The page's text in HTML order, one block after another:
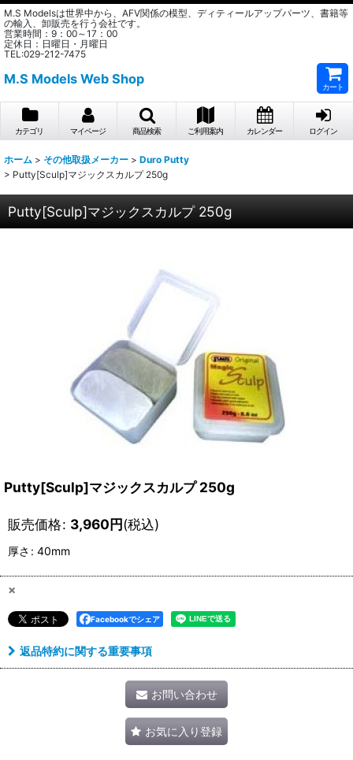
M.S Modelsは世界中から、AFV関係の模型、ディティールアップパーツ、書籍等
の輸入、卸販売を行う会社です。
営業時間：9：00～17：00
定休日：日曜日・月曜日
TEL:029-212-7475
M.S Models Web Shop
カート
カテゴリ マイページ 商品検索 ご利用案内 カレンダー ログイン
ホーム > その他取扱メーカー > Duro Putty
> Putty[Sculp]マジックスカルプ 250g
Putty[Sculp]マジックスカルプ 250g
Putty[Sculp]マジックスカルプ 250g
販売価格: 3,960円(税込)
厚さ : 40mm
×
Facebookでシェア
返品特約に関する重要事項
お問い合わせ
お気に入り登録